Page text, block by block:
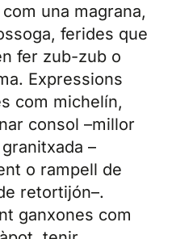
una magrana,
ferides que
fer zub-zub o
Expressions
com michelín,
consol –millor
–
o rampell de
retortijón–.
ganxones com